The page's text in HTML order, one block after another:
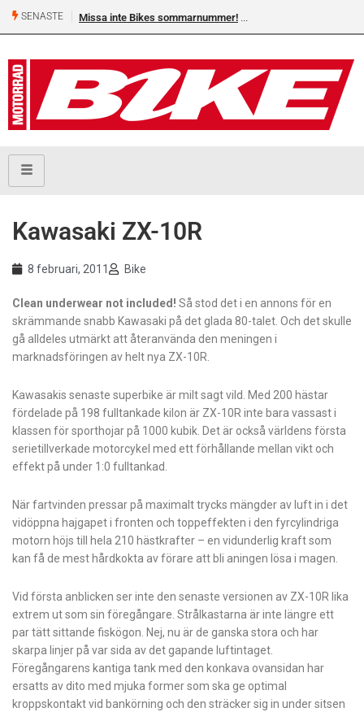
SENASTE Missa inte Bikes sommarnummer!
Kawasaki ZX-10R
8 februari, 2011 Bike
Clean underwear not included! Så stod det i en annons för en
skrämmande snabb Kawasaki på det glada 80-talet. Och det skulle
gå alldeles utmärkt att återanvända den meningen i
marknadsföringen av helt nya ZX-10R.
Kawasakis senaste superbike är milt sagt vild. Med 200 hästar
fördelade på 198 fulltankade kilon är ZX-10R inte bara vassast i
klassen för sporthojar på 1000 kubik. Det är också världens första
serietillverkade motorcykel med ett förhållande mellan vikt och
effekt på under 1:0 fulltankad.
När fartvinden pressar på maximalt trycks mängder av luft in i det
vidöppna hajgapet i fronten och toppeffekten i den fyrcylindriga
motorn höjs till hela 210 hästkrafter – en vidunderlig kraft som
kan få de mest hårdkokta av förare att bli aningen lösa i magen.
Vid första anblicken ser inte den senaste versionen av ZX-10R lika
extrem ut som sin föregångare. Strålkastarna är inte längre ett
par tätt sittande fiskögon. Nej, nu är de ganska stora och har
skarpa linjer på var sida av det gapande luftintaget.
Föregångarens kantiga tank med den konkava ovansidan har
ersatts av dito med mjuka former som ska ge optimal
kroppskontakt vid bankörning och den sträcker sig in under sitsen